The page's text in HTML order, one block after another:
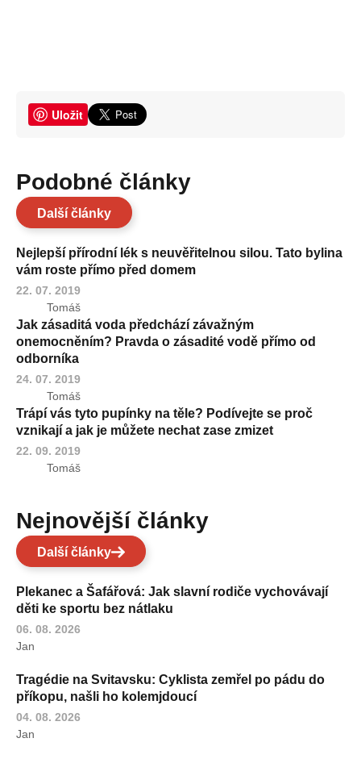
Uložit
Podobné články
Další články
Nejlepší přírodní lék s neuvěřitelnou silou. Tato bylina
vám roste přímo před domem
22. 07. 2019
Tomáš
Jak zásaditá voda předchází závažným
onemocněním? Pravda o zásadité vodě přímo od
odborníka
24. 07. 2019
Tomáš
Trápí vás tyto pupínky na těle? Podívejte se proč
vznikají a jak je můžete nechat zase zmizet
22. 09. 2019
Tomáš
Nejnovější články
Další články
Plekanec a Šafářová: Jak slavní rodiče vychovávají
děti ke sportu bez nátlaku
06. 08. 2026
Jan
Tragédie na Svitavsku: Cyklista zemřel po pádu do
příkopu, našli ho kolemjdoucí
04. 08. 2026
Jan